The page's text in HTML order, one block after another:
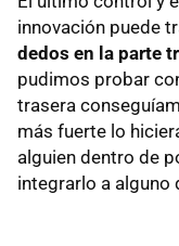
innovación puede
dedos en la parte
pudimos probar
trasera
más fuerte lo
alguien dentro de
integrarlo a alguno